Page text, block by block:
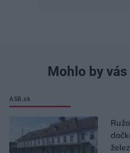
Mohlo by
ASB.sk